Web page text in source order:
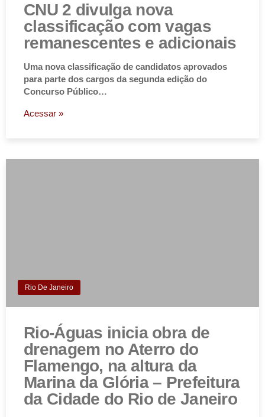
CNU 2 divulga nova
classificação com vagas
remanescentes e adicionais
Uma nova classificação de candidatos aprovados
para parte dos cargos da segunda edição do
Concurso Público…
Acessar »
Rio De Janeiro
Rio-Águas inicia obra de
drenagem no Aterro do
Flamengo, na altura da
Marina da Glória – Prefeitura
da Cidade do Rio de Janeiro